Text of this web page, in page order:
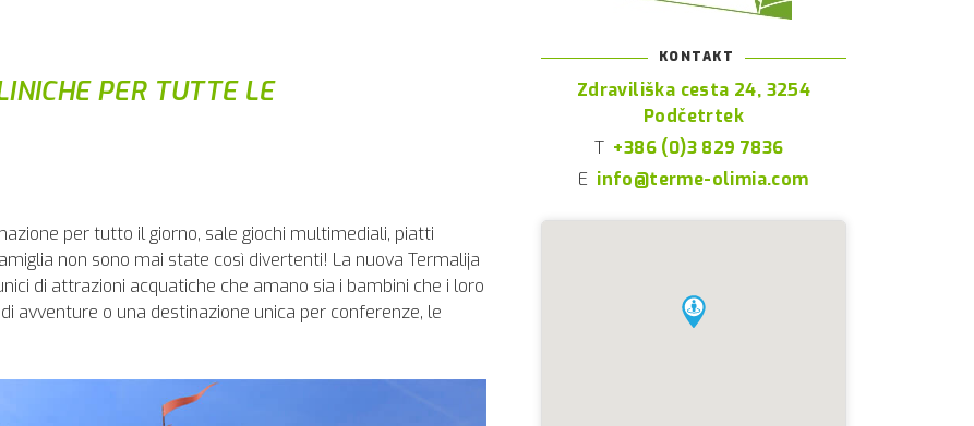
PER TUTTE LE
per tutto il giorno, sale giochi multimediali, piatti
non sono mai state così divertenti! La nuova Termalija
di attrazioni acquatiche che amano sia i bambini che i loro
avventure o una destinazione unica per conferenze, le
KONTAKT
Zdraviliška cesta 24, 3254
Podčetrtek
T +386 (0)3 829 7836
E info@terme-olimia.com